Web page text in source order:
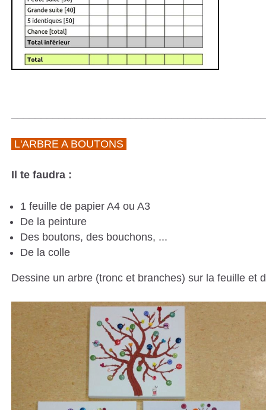
L'ARBRE A BOUTONS
Il te faudra :
1 feuille de papier A4 ou A3
De la peinture
Des boutons, des bouchons, ...
De la colle
Dessine un arbre (tronc et branches) sur la feuille et